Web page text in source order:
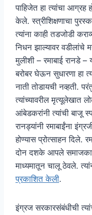
पाहिजेत हा त्यांचा आग्रह
केले. स्त्रीशिक्षणाचा
त्यांना काही तडजोडी
निधन झाल्यावर वडीलांचे
मुलीशी – रमाबाई रानडे –
बरोबर घेऊन सुधारणा हा
नाती तोडायची नव्हती.
त्यांच्यावरील मृत्यूलेखात
आंबेडकरांनी त्यांची बाजू
रानड्यांनी रमाबाईंना
होण्यास प्रोत्साहन दिले.
दोन दशके आपले
माध्यमातून चालू ठेवले.
प्रकाशित केली.
इंग्रज सरकारसंबंधीची